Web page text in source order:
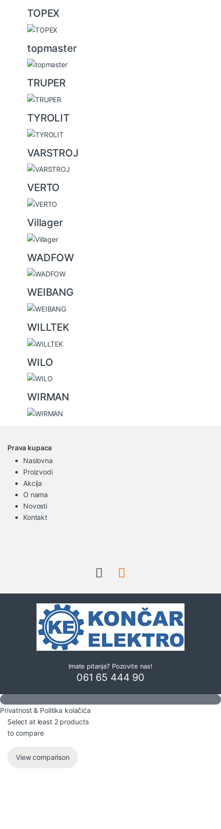
TOPEX
topmaster
TRUPER
TYROLIT
VARSTROJ
VERTO
Villager
WADFOW
WEIBANG
WILLTEK
WILO
WIRMAN
Prava kupaca
Naslovna
Proizvodi
Akcija
O nama
Novosti
Kontakt
Imate pitanja? Pozovite nas!
061 65 444 90
Privatnost & Politika kolačića
Select at least 2 products
to compare
View comparison